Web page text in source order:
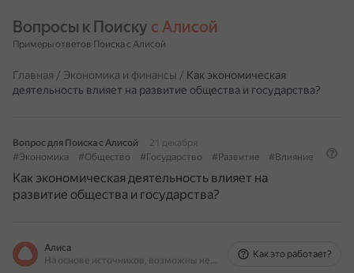
Вопросы к Поиску с Алисой
Примеры ответов Поиска с Алисой
Главная / Экономика и финансы / Как экономическая
деятельность влияет на развитие общества и государства?
Вопрос для Поиска с Алисой
21 декабря
#Экономика
#Общество #Государство #Развитие #Влияние
Как экономическая деятельность влияет на
развитие общества и государства?
Алиса
На основе источников, возможны неточности
Как это работает?